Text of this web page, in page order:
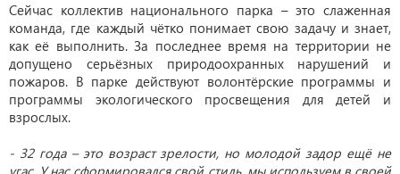
Сейчас коллектив национального парка – это слаженная
команда, где каждый чётко понимает свою задачу и знает,
как её выполнить. За последнее время на территории не
допущено серьёзных природоохранных нарушений и
пожаров. В парке действуют волонтёрские программы и
программы экологического просвещения для детей и
взрослых.
- 32 года – это возраст зрелости, но молодой задор ещё не
угас. У нас сформировался свой стиль, мы используем в своей